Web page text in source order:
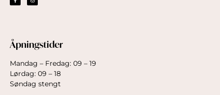
Åpningstider
Mandag – Fredag: 09 – 19
Lørdag: 09 – 18
Søndag stengt